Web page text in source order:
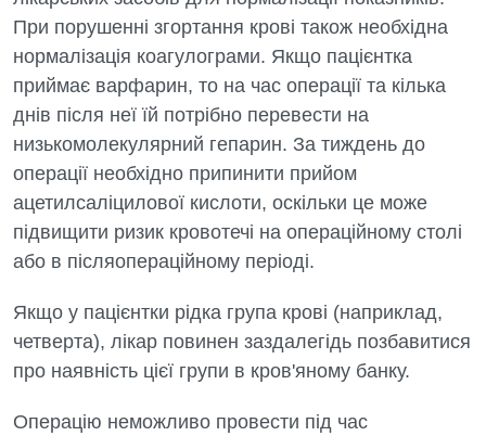
Дерматовенерологія
Дієтологія
Ендокринологія
Кардіологія
Кардіохірургія
Мамологія
Неврологія
Нейрохірургія
Онкологічне відділлення
При порушенні згортання крові також необхідна
нормалізація коагулограми. Якщо пацієнтка
приймає варфарин, то на час операції та кілька
днів після неї їй потрібно перевести на
низькомолекулярний гепарин. За тиждень до
операції необхідно припинити прийом
ацетилсаліцилової кислоти, оскільки це може
підвищити ризик кровотечі на операційному столі
або в післяопераційному періоді.
Якщо у пацієнтки рідка група крові (наприклад,
четверта), лікар повинен заздалегідь позбавитися
про наявність цієї групи в кров'яному банку.
Операцію неможливо провести під час